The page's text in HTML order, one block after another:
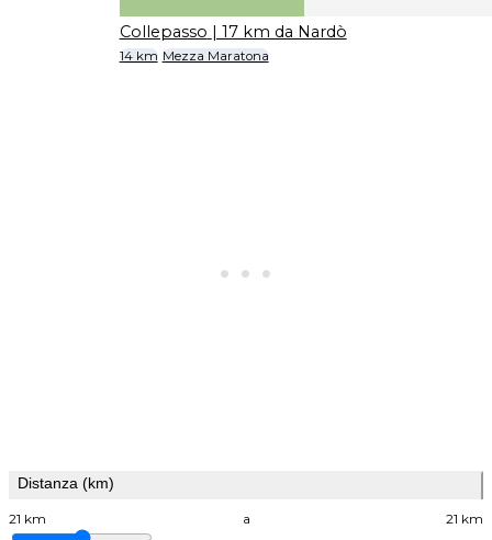
Collepasso | 17 km da Nardò
14 km Mezza Maratona
Distanza (km)
21 km a 21 km